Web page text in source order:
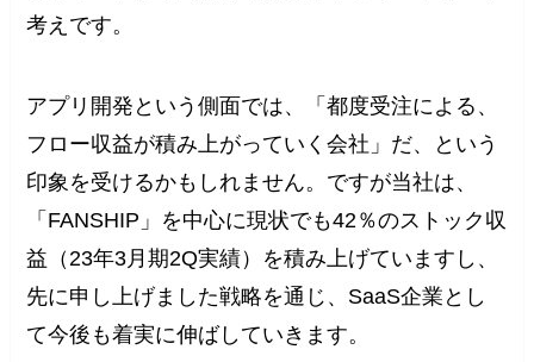
考えです。
アプリ開発という側面では、「都度受注による、
フロー収益が積み上がっていく会社」だ、という
印象を受けるかもしれません。ですが当社は、
「FANSHIP」を中心に現状でも42％のストック収
益（23年3月期2Q実績）を積み上げていますし、
先に申し上げました戦略を通じ、SaaS企業とし
て今後も着実に伸ばしていきます。